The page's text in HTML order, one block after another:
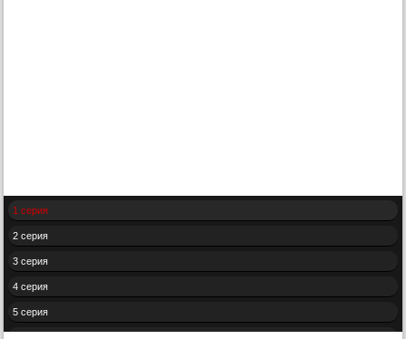
1 серия
2 серия
3 серия
4 серия
5 серия